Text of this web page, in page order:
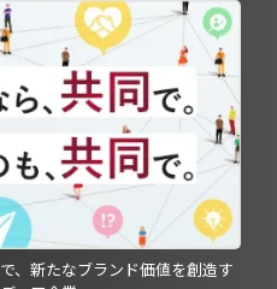
、新たなブランド価値を創造す